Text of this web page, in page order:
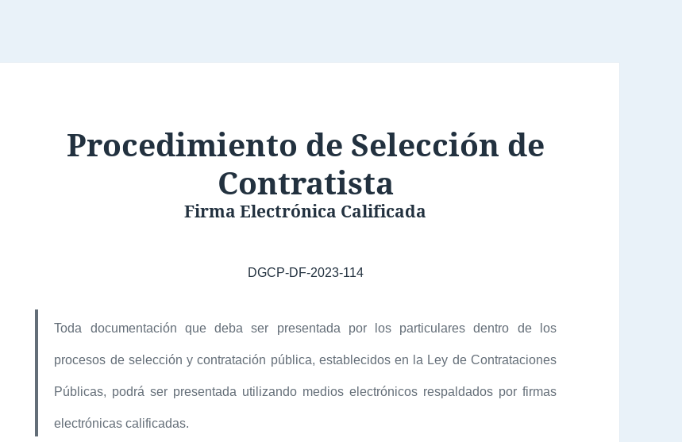
Procedimiento de Selección de
Contratista
Firma Electrónica Calificada
DGCP-DF-2023-114
Toda documentación que deba ser presentada por los particulares dentro de los
procesos de selección y contratación pública, establecidos en la Ley de Contrataciones
Públicas, podrá ser presentada utilizando medios electrónicos respaldados por firmas
electrónicas calificadas.